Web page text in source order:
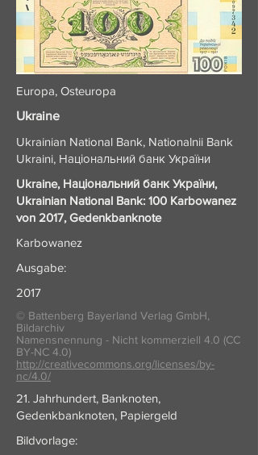
Europa, Osteuropa
Ukraine
Ukrainian National Bank, Nationalnii Bank
Ukraini, Національний банк України
Ukraine, Національний банк України,
Ukrainian National Bank: 100 Karbowanez
von 2017, Gedenkbanknote
Karbowanez
Ausgabe:
2017
© Battenberg Bayerland Verlag GmbH,
Bildarchiv
Namensnennung - Nicht kommerziell 4.0 (CC
BY-NC 4.0)
http://creativecommons.org/licenses/by-
nc/4.0/
21. Jahrhundert, Banknoten,
Gedenkbanknoten, Papiergeld
Bildvorlage: